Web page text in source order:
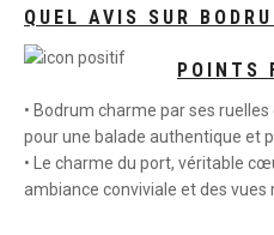
QUEL AVIS SUR
POINTS
• Bodrum charme par ses
pour une balade authentique et
• Le charme du port, véritable
ambiance conviviale et des vues